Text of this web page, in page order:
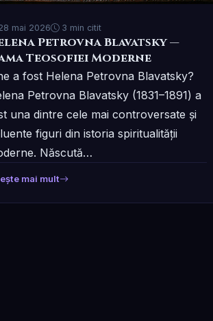
mai 2026 3 min citit
Petrovna Blavatsky —
Teosofiei Moderne
a fost Helena Petrovna Blavatsky?
Petrovna Blavatsky (1831–1891) a
una dintre cele mai controversate și
figuri din istoria spiritualității
Născută…
mai mult